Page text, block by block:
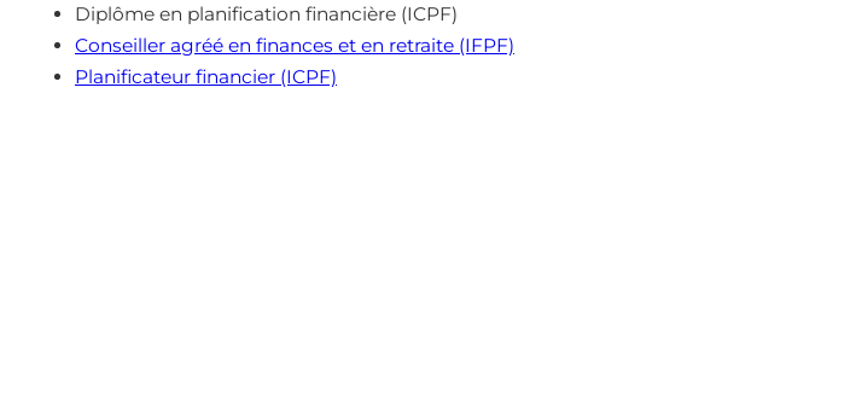
Diplôme en planification financière (ICPF)
Conseiller agréé en finances et en retraite (IFPF)
Planificateur financier (ICPF)